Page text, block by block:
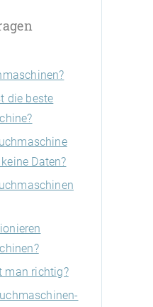
die beste
Daten?
man richtig?